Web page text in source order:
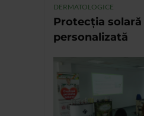
DERMATOLOGICE
Protecția
personalizată